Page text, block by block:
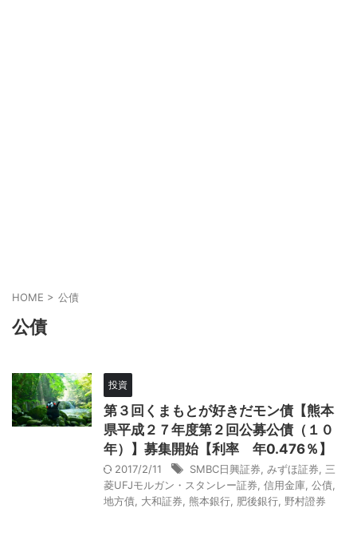
HOME > 公債
公債
投資
第３回くまもとが好きだモン債【熊本
県平成２７年度第２回公募公債（１０
年）】募集開始【利率 年0.476％】
2017/2/11 SMBC日興証券 みずほ証券
三
菱UFJモルガン・スタンレー証券 信用金庫 公債
地方債 大和証券 熊本銀行 肥後銀行 野村證券